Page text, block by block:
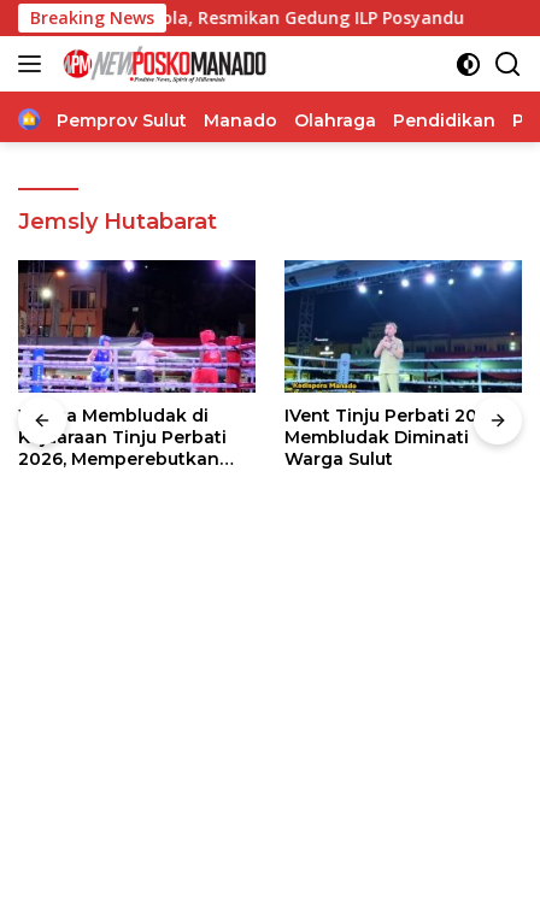
Langsung
ke
konten
Breaking News
Malola, Resmikan Gedung ILP Posyandu
Home
Pemprov Sulut Manado Olahraga Pendidikan
Jemsly Hutabarat
Warga Membludak di
Kejuaraan Tinju Perbati
2026, Memperebutkan
IVent Tinju Perbati 2026
Membludak Diminati
Warga Sulut